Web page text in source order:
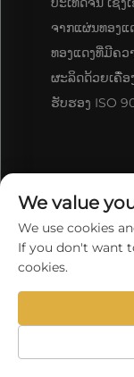
ຈາກແຜ່ນທອງ
ທອງແດງທີ່ມີຄວ
ຜະລິດດ້ວຍເຄື່ອ
ຮັບຮອງ ISO
ເຂດພັດທະນາເສ
We value
We use cookies
If you don't want
cookies.